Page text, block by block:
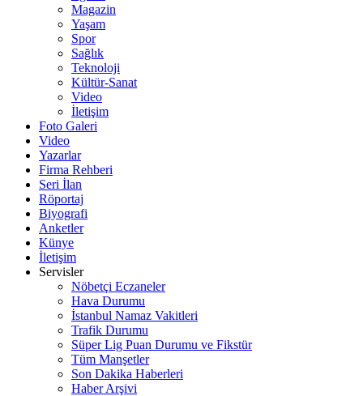
Magazin
Yaşam
Spor
Sağlık
Teknoloji
Kültür-Sanat
Video
İletişim
Foto Galeri
Video
Yazarlar
Firma Rehberi
Seri İlan
Röportaj
Biyografi
Anketler
Künye
İletişim
Servisler
Nöbetçi Eczaneler
Hava Durumu
İstanbul Namaz Vakitleri
Trafik Durumu
Süper Lig Puan Durumu ve Fikstür
Tüm Manşetler
Son Dakika Haberleri
Haber Arşivi